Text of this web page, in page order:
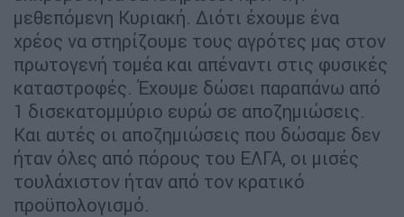
μεθεπόμενη Κυριακή. Διότι έχουμε ένα
χρέος να στηρίζουμε τους αγρότες μας στον
πρωτογενή τομέα και απέναντι στις φυσικές
καταστροφές. Έχουμε δώσει παραπάνω από
1 δισεκατομμύριο ευρώ σε αποζημιώσεις.
Και αυτές οι αποζημιώσεις που δώσαμε δεν
ήταν όλες από πόρους του ΕΛΓΑ, οι μισές
τουλάχιστον ήταν από τον κρατικό
προϋπολογισμό.